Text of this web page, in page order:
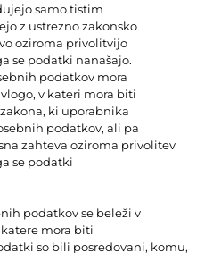
samo tistim
z ustrezno zakonsko
oziroma privolitvijo
se podatki nanašajo.
podatkov mora
v kateri mora biti
ki uporabnika
podatkov, ali pa
zahteva oziroma privolitev
se podatki
podatkov se beleži v
mora biti
so bili posredovani, komu,